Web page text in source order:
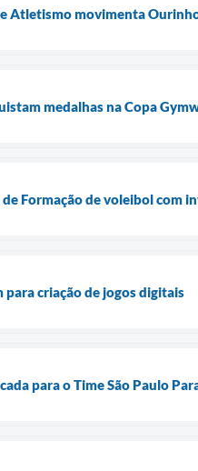
Atletismo movimenta
medalhas na Copa
Formação de voleibol com
criação de jogos digitais
para o Time São Paulo